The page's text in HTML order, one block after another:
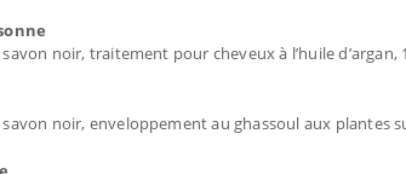
noir, traitement pour cheveux à l’huile d’argan,
noir, enveloppement au ghassoul aux plantes